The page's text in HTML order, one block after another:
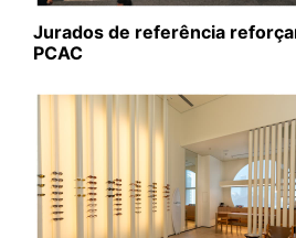
Jurados de referência
PCAC